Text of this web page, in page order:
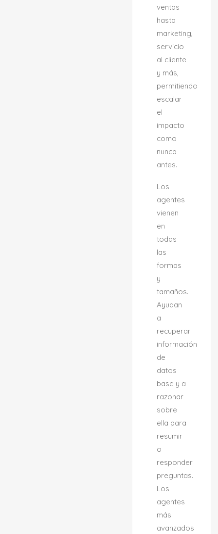
ventas
hasta
marketing,
servicio
al cliente
y más,
permitiendo
escalar
el
impacto
como
nunca
antes.
Los
agentes
vienen
en
todas
las
formas
y
tamaños.
Ayudan
a
recuperar
información
de
datos
base y a
razonar
sobre
ella para
resumir
o
responder
preguntas.
Los
agentes
más
avanzados